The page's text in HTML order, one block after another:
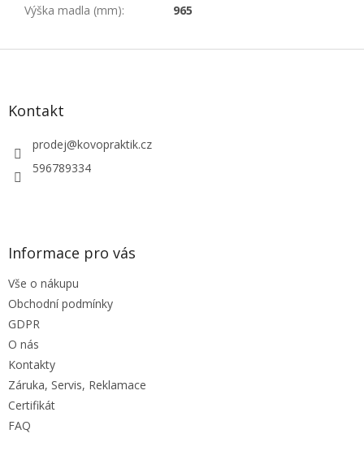
Výška madla (mm): 965
Z
Kontakt
prodej@kovopraktik.cz
596789334
Informace pro vás
Vše o nákupu
Obchodní podmínky
GDPR
O nás
Kontakty
Záruka, Servis, Reklamace
Certifikát
FAQ